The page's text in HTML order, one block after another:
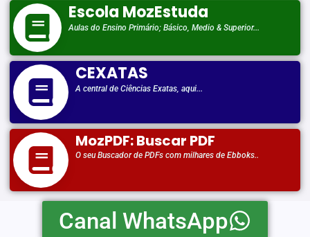
Escola MozEstuda
Aulas do Ensino Primário; Básico, Medio & Superior...
CEXATAS
A central de Ciências Exatas, aqui...
MozPDF: Buscar PDF
O seu Buscador de PDFs com milhares de Ebboks..
Canal WhatsApp